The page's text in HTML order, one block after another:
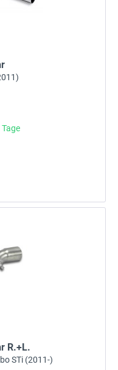
R.+L.
STi (2011-)